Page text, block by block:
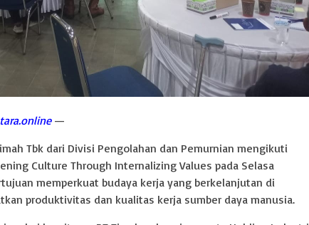
—
Tbk dari Divisi Pengolahan dan Pemurnian mengikuti
Culture Through Internalizing Values pada Selasa
memperkuat budaya kerja yang berkelanjutan di
produktivitas dan kualitas kerja sumber daya manusia.